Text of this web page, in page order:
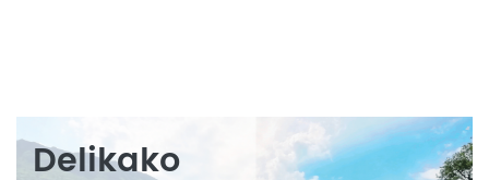
Delikako